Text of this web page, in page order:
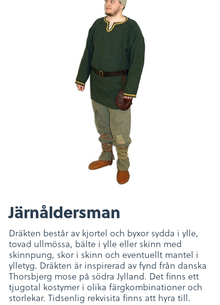
Järnåldersman
Dräkten består av kjortel och byxor sydda i ylle,
tovad ullmössa, bälte i ylle eller skinn med
skinnpung, skor i skinn och eventuellt mantel i
ylletyg. Dräkten är inspirerad av fynd från danska
Thorsbjerg mose på södra Jylland. Det finns ett
tjugotal kostymer i olika färgkombinationer och
storlekar. Tidsenlig rekvisita finns att hyra till.